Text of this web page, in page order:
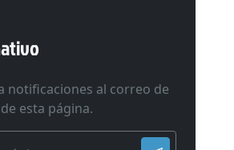
notificaciones al correo de
esta página.